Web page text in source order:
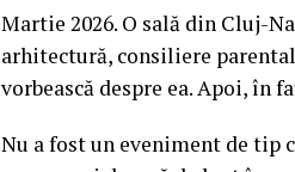
Martie 2026. O sală din Cluj-
arhitectură, consiliere
vorbească despre ea. Apoi, în
Nu a fost un eveniment de tip